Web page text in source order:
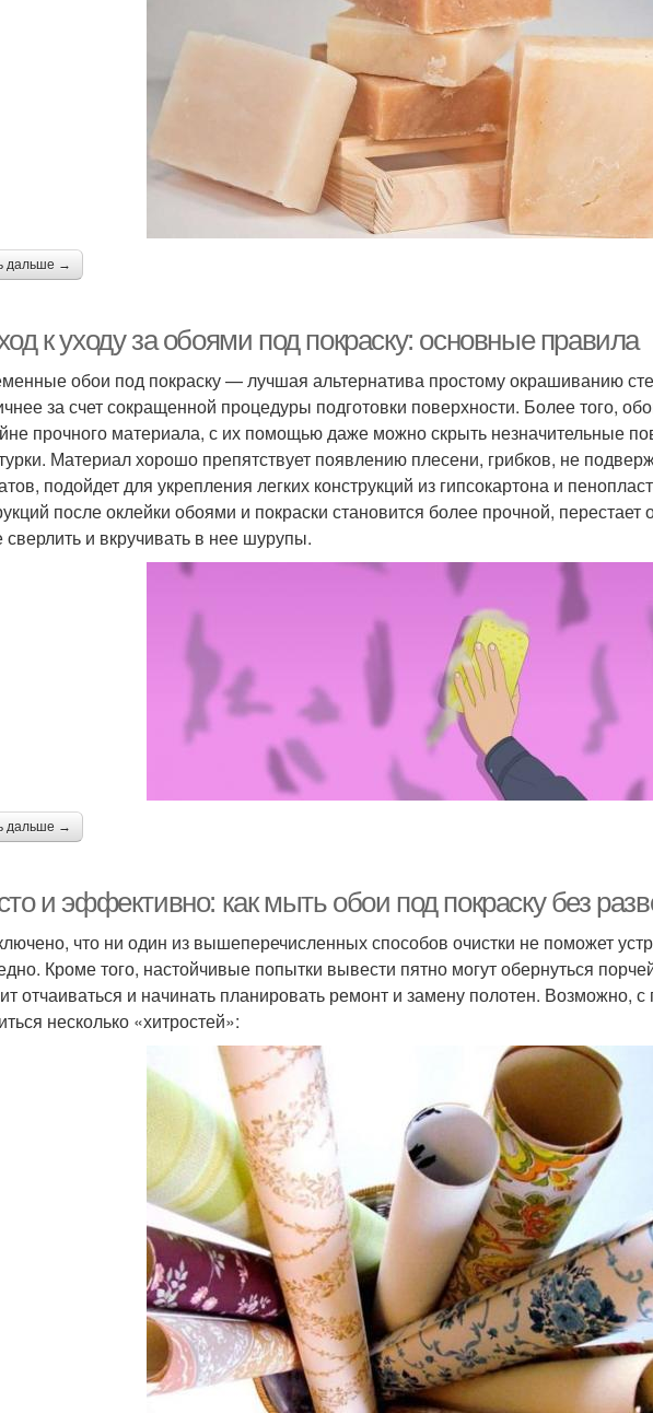
дальше →
к уходу за обоями под покраску: основные правила
обои под покраску — лучшая альтернатива простому окрашиванию
за счет сокращенной процедуры подготовки поверхности. Более того,
прочного материала, с их помощью даже можно скрыть незначительные
Материал хорошо препятствует появлению плесени, грибков, не
подойдет для укрепления легких конструкций из гипсокартона и
после оклейки обоями и покраски становится более прочной, перестает
и вкручивать в нее шурупы.
дальше →
и эффективно: как мыть обои под покраску без
что ни один из вышеперечисленных способов очистки не поможет
Кроме того, настойчивые попытки вывести пятно могут обернуться
отчаиваться и начинать планировать ремонт и замену полотен. Возможно,
несколько «хитростей»: